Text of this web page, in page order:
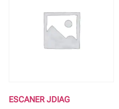
ESCANER JDIAG